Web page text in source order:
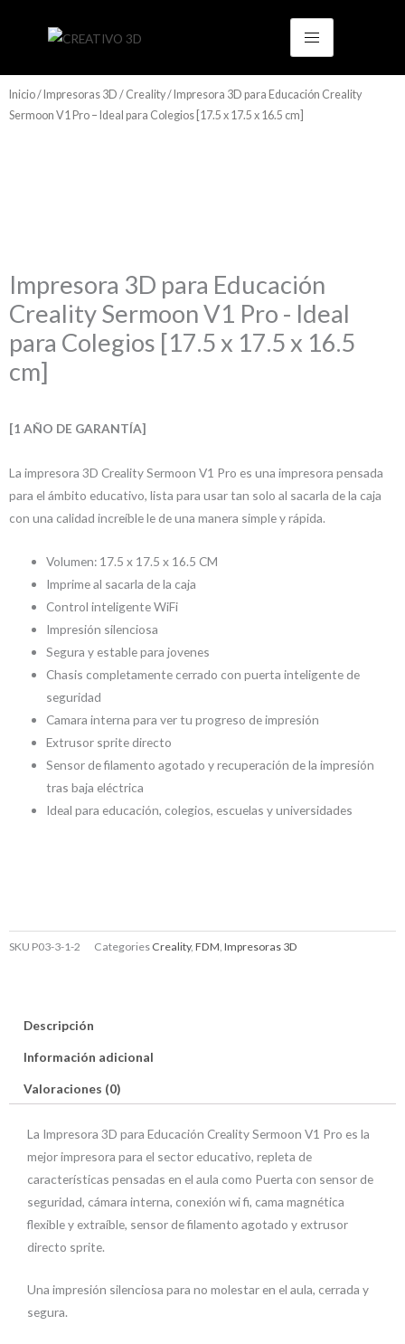
Inicio/ Impresoras 3D / Creality/ Impresora 3D para Educación Creality
Sermoon V1 Pro – Ideal para Colegios [17.5 x 17.5 x 16.5 cm]
Impresora 3D para Educación
Creality Sermoon V1 Pro - Ideal
para Colegios [17.5 x 17.5 x 16.5
cm]
[1 AÑO DE GARANTÍA]
La impresora 3D Creality Sermoon V1 Pro es una impresora pensada
para el ámbito educativo, lista para usar tan solo al sacarla de la caja
con una calidad increíble le de una manera simple y rápida.
Volumen: 17.5 x 17.5 x 16.5 CM
Imprime al sacarla de la caja
Control inteligente WiFi
Impresión silenciosa
Segura y estable para jovenes
Chasis completamente cerrado con puerta inteligente de
seguridad
Camara interna para ver tu progreso de impresión
Extrusor sprite directo
Sensor de filamento agotado y recuperación de la impresión
tras baja eléctrica
Ideal para educación, colegios, escuelas y universidades
SKU P03-3-1-2 Categories Creality, FDM, Impresoras 3D
Descripción
Información adicional
Valoraciones (0)
La Impresora 3D para Educación Creality Sermoon V1 Pro es la
mejor impresora para el sector educativo, repleta de
características pensadas en el aula como Puerta con sensor de
seguridad, cámara interna, conexión wi fi, cama magnética
flexible y extraíble, sensor de filamento agotado y extrusor
directo sprite.
Una impresión silenciosa para no molestar en el aula, cerrada y
segura.